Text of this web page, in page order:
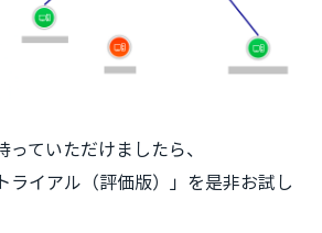
ていただけましたら、
ライアル（評価版）」を是非お試し